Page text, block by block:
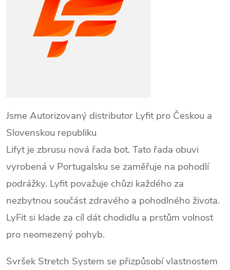
Jsme Autorizovaný distributor Lyfit pro Českou a
Slovenskou republiku
Lifyt je zbrusu nová řada bot. Tato řada obuvi
vyrobená v Portugalsku se zaměřuje na pohodlí
podrážky. Lyfit považuje chůzi každého za
nezbytnou součást zdravého a pohodlného života.
LyFit si klade za cíl dát chodidlu a prstům volnost
pro neomezený pohyb.
Svršek Stretch System se přizpůsobí vlastnostem